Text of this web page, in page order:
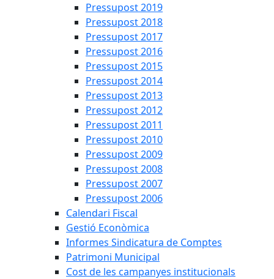
Pressupost 2019
Pressupost 2018
Pressupost 2017
Pressupost 2016
Pressupost 2015
Pressupost 2014
Pressupost 2013
Pressupost 2012
Pressupost 2011
Pressupost 2010
Pressupost 2009
Pressupost 2008
Pressupost 2007
Pressupost 2006
Calendari Fiscal
Gestió Econòmica
Informes Sindicatura de Comptes
Patrimoni Municipal
Cost de les campanyes institucionals